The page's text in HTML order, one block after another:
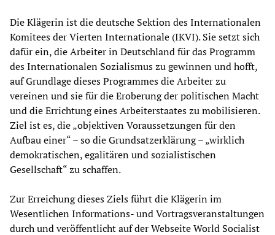
Die Klägerin ist die deutsche Sektion des Internationalen
Komitees der Vierten Internationale (IKVI). Sie setzt sich
dafür ein, die Arbeiter in Deutschland für das Programm
des Internationalen Sozialismus zu gewinnen und hofft,
auf Grundlage dieses Programmes die Arbeiter zu
vereinen und sie für die Eroberung der politischen Macht
und die Errichtung eines Arbeiterstaates zu mobilisieren.
Ziel ist es, die „objektiven Voraussetzungen für den
Aufbau einer“ – so die Grundsatzerklärung – „wirklich
demokratischen, egalitären und sozialistischen
Gesellschaft“ zu schaffen.
Zur Erreichung dieses Ziels führt die Klägerin im
Wesentlichen Informations- und Vortragsveranstaltungen
durch und veröffentlicht auf der Webseite World Socialist